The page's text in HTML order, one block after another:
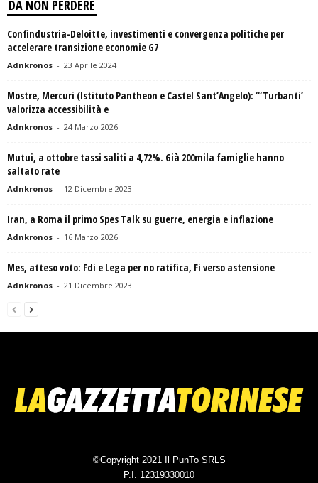
DA NON PERDERE
Confindustria-Deloitte, investimenti e convergenza politiche per
accelerare transizione economie G7
Adnkronos - 23 Aprile 2024
Mostre, Mercuri (Istituto Pantheon e Castel Sant’Angelo): “‘Turbanti’
valorizza accessibilità e
Adnkronos - 24 Marzo 2026
Mutui, a ottobre tassi saliti a 4,72%. Già 200mila famiglie hanno
saltato rate
Adnkronos - 12 Dicembre 2023
Iran, a Roma il primo Spes Talk su guerre, energia e inflazione
Adnkronos - 16 Marzo 2026
Mes, atteso voto: Fdi e Lega per no ratifica, Fi verso astensione
Adnkronos - 21 Dicembre 2023
©Copyright 2021 Il PunTo SRLS
P.I. 12319330010